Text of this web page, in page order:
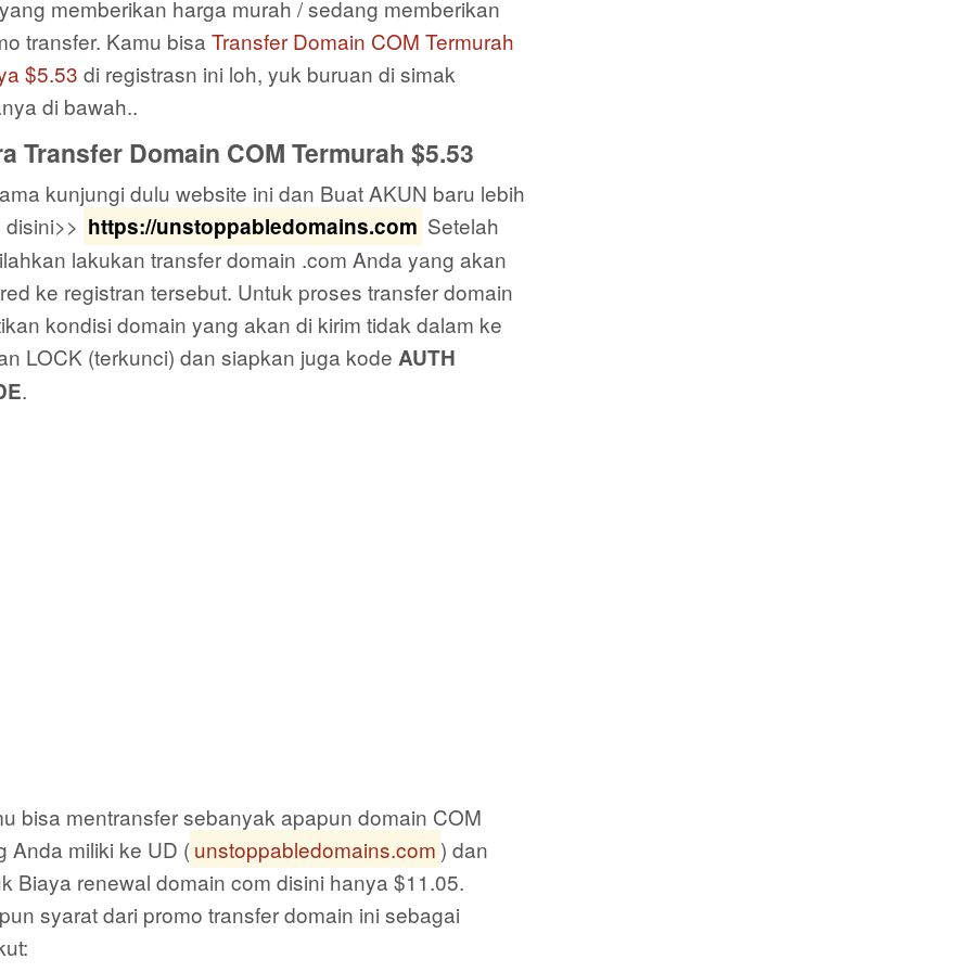
memberikan harga murah / sedang memberikan
transfer. Kamu bisa Transfer Domain COM Termurah
$5.53 di registrasn ini loh, yuk buruan di simak
di bawah..
Transfer Domain COM Termurah $5.53
kunjungi dulu website ini dan Buat AKUN baru lebih
https://unstoppabledomains.com Setelah
lakukan transfer domain .com Anda yang akan
ke registran tersebut. Untuk proses transfer domain
kondisi domain yang akan di kirim tidak dalam ke
LOCK (terkunci) dan siapkan juga kode AUTH
.
bisa mentransfer sebanyak apapun domain COM
Anda miliki ke UD (unstoppabledomains.com ) dan
Biaya renewal domain com disini hanya $11.05.
syarat dari promo transfer domain ini sebagai